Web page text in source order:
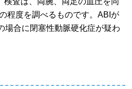
程度を調べるものです。ABIが
場合に閉塞性動脈硬化症が疑わ